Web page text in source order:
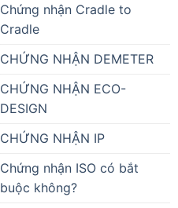
Chứng nhận Cradle to
Cradle
CHỨNG NHẬN DEMETER
CHỨNG NHẬN ECO-
DESIGN
CHỨNG NHẬN IP
Chứng nhận ISO có bắt
buộc không?